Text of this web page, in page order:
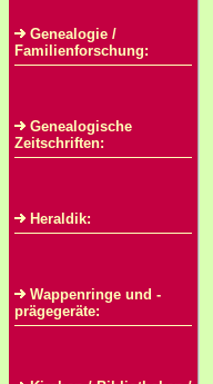
Genealogie /
Familienforschung:
Genealogische
Zeitschriften:
Heraldik:
Wappenringe und -
prägegeräte: